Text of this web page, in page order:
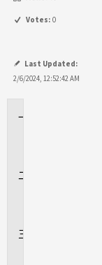
Votes: 0
Last Updated:
2/6/2024, 12:52:42 AM